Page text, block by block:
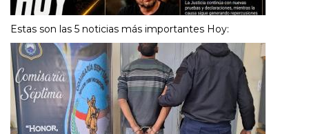
Estas son las 5 noticias más importantes Hoy: